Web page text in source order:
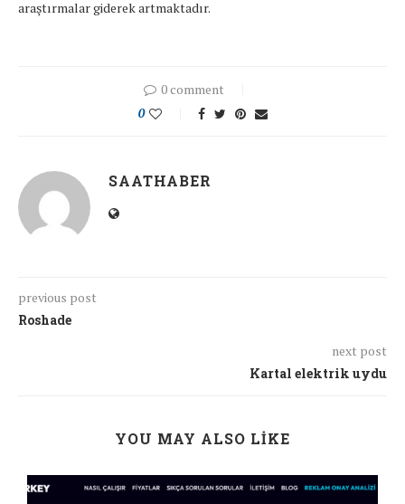
araştırmalar giderek artmaktadır.
0 comment
0
SAATHABER
previous post
Roshade
next post
Kartal elektrik uydu
YOU MAY ALSO LIKE